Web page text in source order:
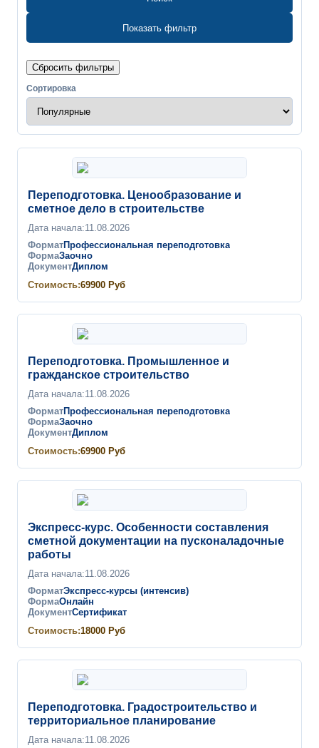
Показать фильтр
Сбросить фильтры
Сортировка
Переподготовка. Ценообразование и
сметное дело в строительстве
Дата начала:11.08.2026
ФорматПрофессиональная переподготовка
ФормаЗаочно
ДокументДиплом
Стоимость:69900 Руб
Переподготовка. Промышленное и
гражданское строительство
Дата начала:11.08.2026
ФорматПрофессиональная переподготовка
ФормаЗаочно
ДокументДиплом
Стоимость:69900 Руб
Экспресс-курс. Особенности составления
сметной документации на пусконаладочные
работы
Дата начала:11.08.2026
ФорматЭкспресс-курсы (интенсив)
ФормаОнлайн
ДокументСертификат
Стоимость:18000 Руб
Переподготовка. Градостроительство и
территориальное планирование
Дата начала:11.08.2026